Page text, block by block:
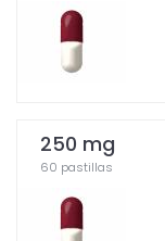
250 mg
60 pastillas